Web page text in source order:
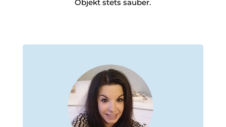
Objekt stets sauber.